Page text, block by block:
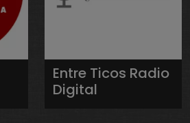
Entre Ticos Radio
Digital